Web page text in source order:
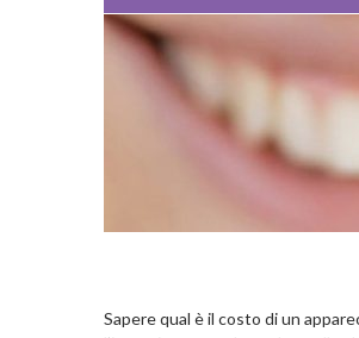
Sapere qual è il costo di un